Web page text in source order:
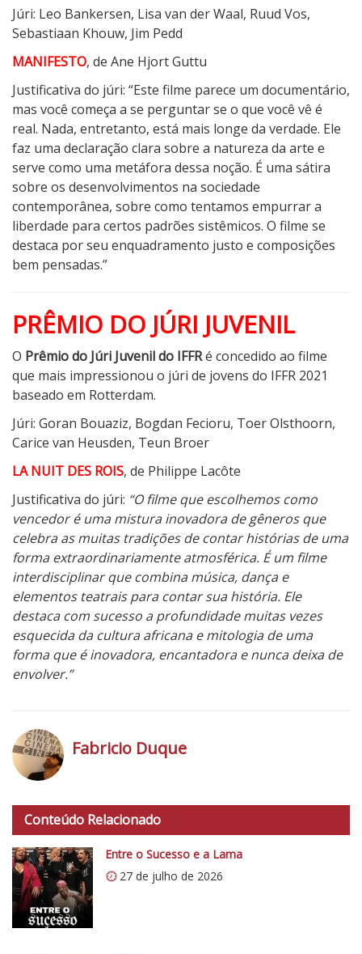
Júri: Leo Bankersen, Lisa van der Waal, Ruud Vos,
Sebastiaan Khouw, Jim Pedd
MANIFESTO, de Ane Hjort Guttu
Justificativa do júri: “Este filme parece um documentário,
mas você começa a se perguntar se o que você vê é
real. Nada, entretanto, está mais longe da verdade. Ele
faz uma declaração clara sobre a natureza da arte e
serve como uma metáfora dessa noção. É uma sátira
sobre os desenvolvimentos na sociedade
contemporânea, sobre como tentamos empurrar a
liberdade para certos padrões sistêmicos. O filme se
destaca por seu enquadramento justo e composições
bem pensadas.”
PRÊMIO DO JÚRI JUVENIL
O Prêmio do Júri Juvenil do IFFRé concedido ao filme
que mais impressionou o júri de jovens do IFFR 2021
baseado em Rotterdam.
Júri: Goran Bouaziz, Bogdan Fecioru, Toer Olsthoorn,
Carice van Heusden, Teun Broer
LA NUIT DES ROIS, de Philippe Lacôte
Justificativa do júri: “O filme que escolhemos como
vencedor é uma mistura inovadora de gêneros que
celebra as muitas tradições de contar histórias de uma
forma extraordinariamente atmosférica. É um filme
interdisciplinar que combina música, dança e
elementos teatrais para contar sua história. Ele
destaca com sucesso a profundidade muitas vezes
esquecida da cultura africana e mitologia de uma
forma que é inovadora, encantadora e nunca deixa de
envolver.”
t
p
s
:
/
/
Fabricio Duque
Conteúdo Relacionado
Entre o Sucesso e a Lama
27 de julho de 2026